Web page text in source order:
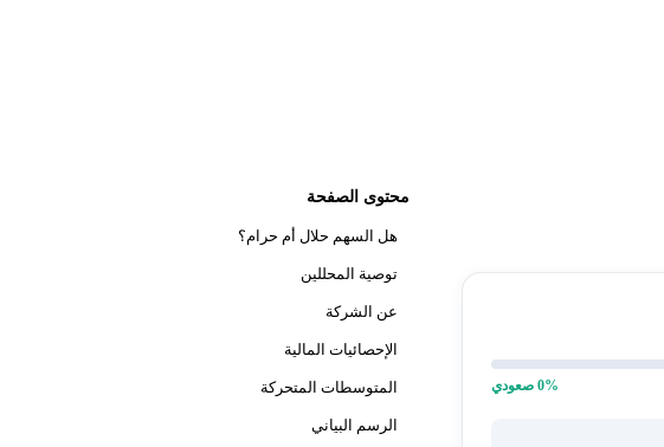
محتوى الصفحة
هل السهم حلال أم حرام؟
توصية المحللين
عن الشركة
الإحصائيات المالية
المتوسطات المتحركة
الرسم البياني
0% صعودي